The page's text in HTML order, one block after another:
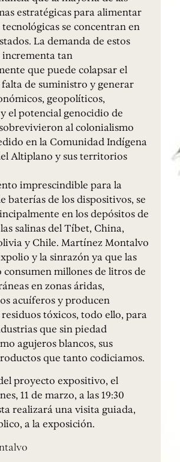
estratégicas para alimentar
se concentran en
La demanda de estos
incrementa tan
que puede colapsar el
de suministro y generar
geopolíticos,
el potencial genocidio de
al colonialismo
en la Comunidad Indígena
Altiplano y sus territorios
imprescindible para la
baterías de los dispositivos, se
en los depósitos de
salinas del Tíbet, China,
y Chile. Martínez Montalvo
y la sinrazón ya que las
millones de litros de
en zonas áridas,
acuíferos y producen
tóxicos, todo ello, para
que sin piedad
agujeros blancos, sus
que tanto codiciamos.
proyecto expositivo, el
11 de marzo, a las 19:30
realizará una visita guiada,
a la exposición.